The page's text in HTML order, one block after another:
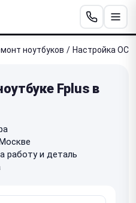
ноутбуков / Настройка ОС
Fplus в
работу и деталь